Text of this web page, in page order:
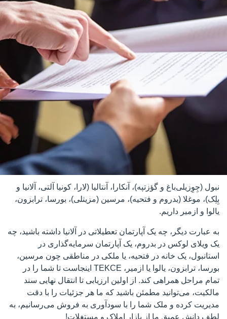
نبول (جِوِزیلی‌باغ و گؤزتپه)، آنکارا، آنتالیا (لارا، کونیا آلتی، آلانیا و
بِلِک)، موغلا (بدروم و فتحیه)، مرسین (مزیتلی)، بورسا، ترابزون،
یالوا و ازمیر داریم.
به عبارت دیگر، چه یک آپارتمان تعطیلاتی در آلانیا داشته باشید، چه
یک ویلای لوکس در بدروم، یک آپارتمان سرمایه‌گذاری در
استانبول، یک خانه در فتحیه، یا ملکی در مناطقی چون مرسین،
بورسا، ترابزون، یالوا یا ازمیر، TEKCE اینجاست تا شما را در
تمام مراحل همراهی کند. از اولین ارزیابی تا انتقال نهایی سند
مالکیت، می‌توانید مطمئن باشید که ما هر جزئیات را با دقت
مدیریت کرده و ملک شما را با سودآوری به فروش می‌رسانیم، به
لطف دانش عمیق ما از بازار املاک و مستغلات!